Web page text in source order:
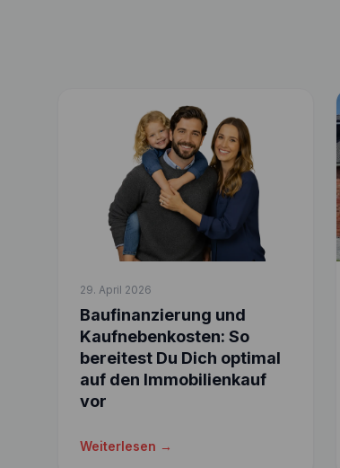
29. April 2026
Baufinanzierung und
Kaufnebenkosten: So
bereitest Du Dich optimal
auf den Immobilienkauf
vor
Weiterlesen →